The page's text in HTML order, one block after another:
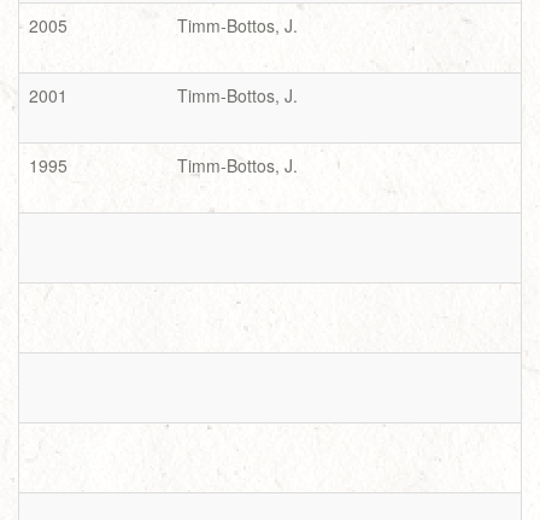
2005 Timm-Bottos, J.
2001 Timm-Bottos, J.
1995 Timm-Bottos, J.